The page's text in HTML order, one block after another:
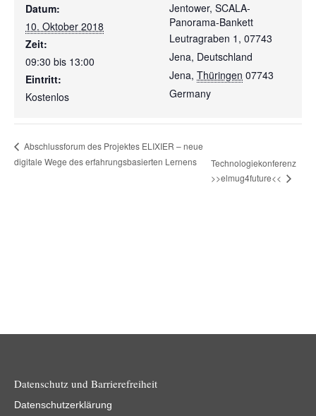
Datum:
10. Oktober 2018
Zeit:
09:30 bis 13:00
Eintritt:
Kostenlos
Jentower, SCALA-
Panorama-Bankett
Leutragraben 1, 07743
Jena, Deutschland
Jena, Thüringen 07743
Germany
Abschlussforum des Projektes ELIXIER – neue
digitale Wege des erfahrungsbasierten Lernens
Technologiekonferenz
>>elmug4future<<
Datenschutz und Barrierefreiheit
Datenschutzerklärung